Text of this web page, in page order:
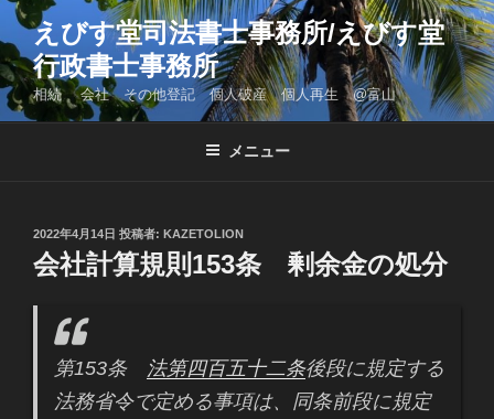
コ
ン
テ
ン
ツ
えびす堂司法書士事務所/えびす堂
行政書士事務所
相続 会社 その他登記 個人破産 個人再生 @富山
メニュー
投
稿
日:
2022年4月14日 投稿者: KAZETOLION
会社計算規則153条 剰余金の処分
第153条 法第四百五十二条後段に規定する
法務省令で定める事項は、同条前段に規定